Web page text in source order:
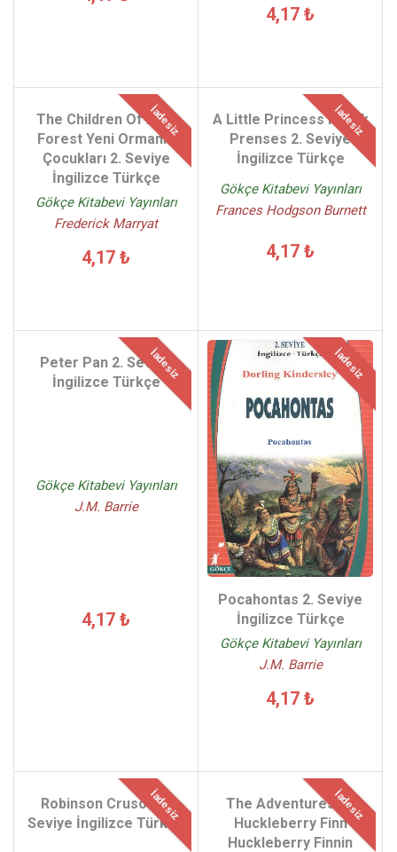
4,17 ₺
İadesiz
The Children Of New
Forest Yeni Ormanın
Çocukları 2. Seviye
İngilizce Türkçe
Gökçe Kitabevi Yayınları
Frederick Marryat
4,17 ₺
İadesiz
A Little Princess Küçük
Prenses 2. Seviye
İngilizce Türkçe
Gökçe Kitabevi Yayınları
Frances Hodgson Burnett
4,17 ₺
İadesiz
Peter Pan 2. Seviye
İngilizce Türkçe
Gökçe Kitabevi Yayınları
J.M. Barrie
4,17 ₺
İadesiz
Pocahontas 2. Seviye
İngilizce Türkçe
Gökçe Kitabevi Yayınları
J.M. Barrie
4,17 ₺
İadesiz
Robinson Crusoe 2.
Seviye İngilizce Türkçe
İadesiz
The Adventures Of
Huckleberry Finn
Huckleberry Finnin